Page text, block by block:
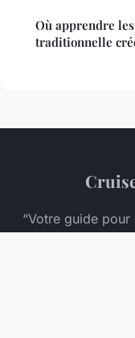
Où apprendre
traditionnelle
“Votre guide